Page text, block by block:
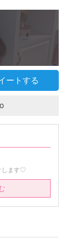
ートする
します♡